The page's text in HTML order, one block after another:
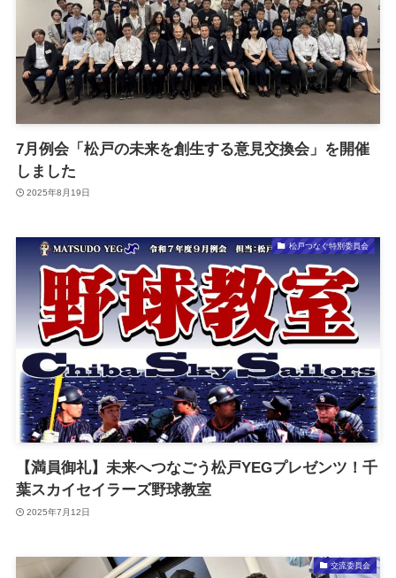
7月例会「松戸の未来を創生する意見交換会」を開催
しました
2025年8月19日
松戸つなぐ特別委員会
【満員御礼】未来へつなごう松戸YEGプレゼンツ！千
葉スカイセイラーズ野球教室
2025年7月12日
交流委員会